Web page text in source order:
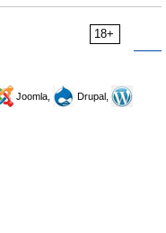
18+
Joomla,
Drupal,